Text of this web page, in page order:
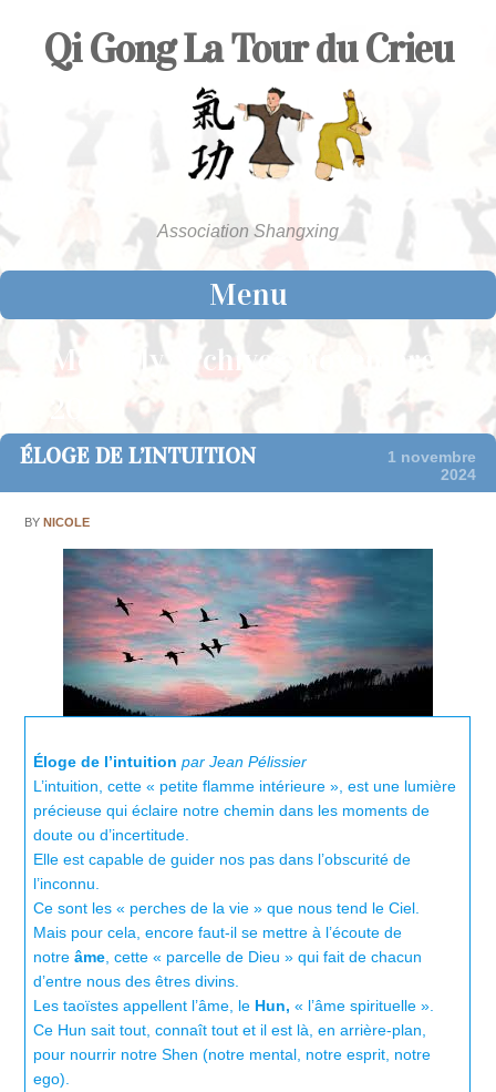
Qi Gong La Tour du Crieu
Association Shangxing
Menu
Skip to contentMonthly Archives:
novembre
2024
ÉLOGE DE L’INTUITION
1 novembre
2024
BYNICOLE
Éloge de l’intuitionpar Jean Pélissier
L’intuition, cette « petite flamme intérieure », est une lumière
précieuse qui éclaire notre chemin dans les moments de
doute ou d’incertitude.
Elle est capable de guider nos pas dans l’obscurité de
l’inconnu.
Ce sont les « perches de la vie » que nous tend le Ciel.
Mais pour cela, encore faut-il se mettre à l’écoute de
notreâme , cette « parcelle de Dieu » qui fait de chacun
d’entre nous des êtres divins.
Les taoïstes appellent l’âme, le Hun, « l’âme spirituelle ».
Ce Hun sait tout, connaît tout et il est là, en arrière-plan,
pour nourrir notre Shen (notre mental, notre esprit, notre
ego).